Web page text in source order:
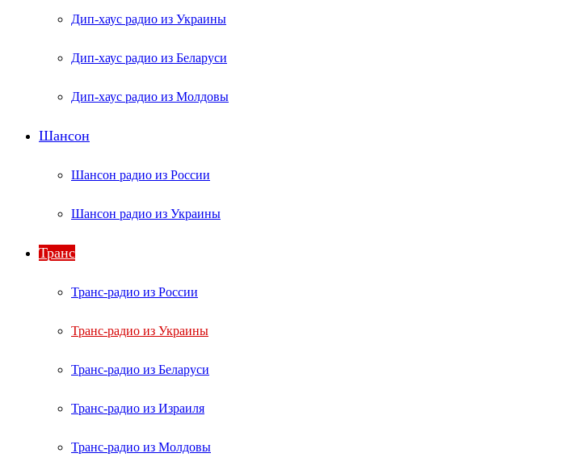
Дип-хаус радио из Украины
Дип-хаус радио из Беларуси
Дип-хаус радио из Молдовы
Шансон
Шансон радио из России
Шансон радио из Украины
Транс
Транс-радио из России
Транс-радио из Украины
Транс-радио из Беларуси
Транс-радио из Израиля
Транс-радио из Молдовы